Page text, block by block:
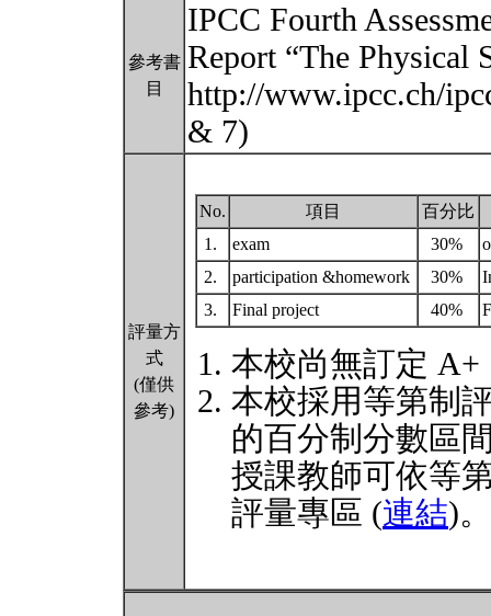
參考書
目
IPCC Fourth
Report “The Physical
http://www.ipcc.ch/
& 7)
評量方
式
(僅供
參考)
No. 項目
百分比
1.
exam 30%
2.
participation &homework 30%
3.
Final project 40%
本校尚無訂定 A+
本校採用等第制
的百分制分數區
授課教師可依等
評量專區 (連結)。